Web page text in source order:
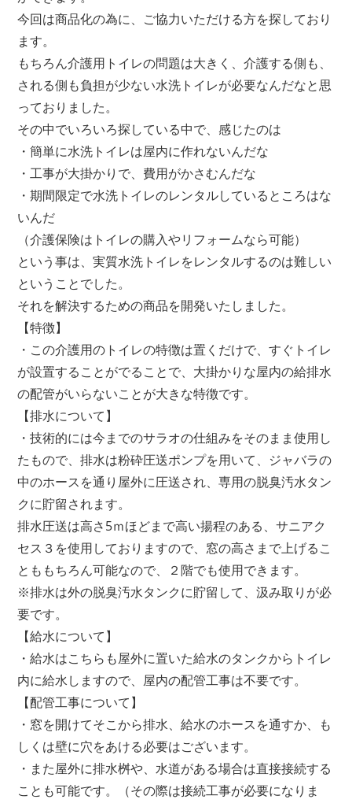
今回は商品化の為に、ご協力いただける方を探しており
ます。
もちろん介護用トイレの問題は大きく、介護する側も、
される側も負担が少ない水洗トイレが必要なんだなと思
っておりました。
その中でいろいろ探している中で、感じたのは
・簡単に水洗トイレは屋内に作れないんだな
・工事が大掛かりで、費用がかさむんだな
・期間限定で水洗トイレのレンタルしているところはな
いんだ
（介護保険はトイレの購入やリフォームなら可能）
という事は、実質水洗トイレをレンタルするのは難しい
ということでした。
それを解決するための商品を開発いたしました。
【特徴】
・この介護用のトイレの特徴は置くだけで、すぐトイレ
が設置することがでることで、大掛かりな屋内の給排水
の配管がいらないことが大きな特徴です。
【排水について】
・技術的には今までのサラオの仕組みをそのまま使用し
たもので、排水は粉砕圧送ポンプを用いて、ジャバラの
中のホースを通り屋外に圧送され、専用の脱臭汚水タン
クに貯留されます。
排水圧送は高さ5ｍほどまで高い揚程のある、サニアク
セス３を使用しておりますので、窓の高さまで上げるこ
とももちろん可能なので、２階でも使用できます。
※排水は外の脱臭汚水タンクに貯留して、汲み取りが必
要です。
【給水について】
・給水はこちらも屋外に置いた給水のタンクからトイレ
内に給水しますので、屋内の配管工事は不要です。
【配管工事について】
・窓を開けてそこから排水、給水のホースを通すか、も
しくは壁に穴をあける必要はございます。
・また屋外に排水桝や、水道がある場合は直接接続する
ことも可能です。（その際は接続工事が必要になりま